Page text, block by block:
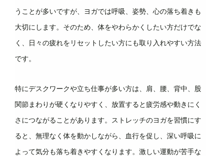
うことが多いですが、ヨガでは呼吸、姿勢、心の落ち着きも
大切にします。そのため、体をやわらかくしたい方だけでな
く、日々の疲れをリセットしたい方にも取り入れやすい方法
です。
特にデスクワークや立ち仕事が多い方は、肩、腰、背中、股
関節まわりが硬くなりやすく、放置すると疲労感や動きにく
さにつながることがあります。ストレッチのヨガを習慣にす
ると、無理なく体を動かしながら、血行を促し、深い呼吸に
よって気分も落ち着きやすくなります。激しい運動が苦手な